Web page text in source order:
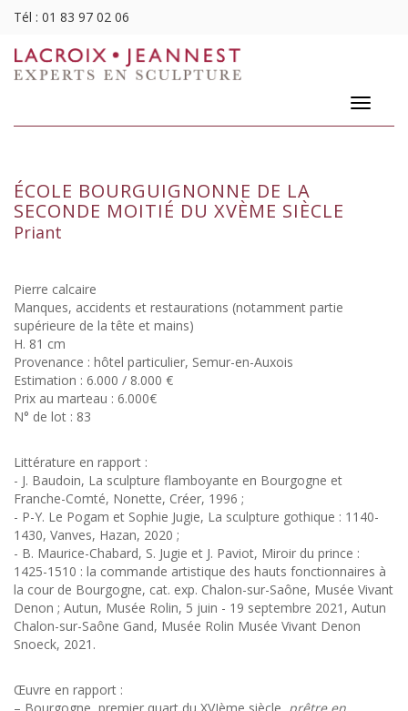
Tél : 01 83 97 02 06
Toggle
ÉCOLE BOURGUIGNONNE DE LA
SECONDE MOITIÉ DU XVÈME SIÈCLE
Priant
Pierre calcaire
Manques, accidents et restaurations (notamment partie
supérieure de la tête et mains)
H. 81 cm
Provenance : hôtel particulier, Semur-en-Auxois
Estimation : 6.000 / 8.000 €
Prix au marteau : 6.000€
N° de lot : 83
Littérature en rapport :
- J. Baudoin, La sculpture flamboyante en Bourgogne et
Franche-Comté, Nonette, Créer, 1996 ;
- P-Y. Le Pogam et Sophie Jugie, La sculpture gothique : 1140-
1430, Vanves, Hazan, 2020 ;
- B. Maurice-Chabard, S. Jugie et J. Paviot, Miroir du prince :
1425-1510 : la commande artistique des hauts fonctionnaires à
la cour de Bourgogne, cat. exp. Chalon-sur-Saône, Musée Vivant
Denon ; Autun, Musée Rolin, 5 juin - 19 septembre 2021, Autun
Chalon-sur-Saône Gand, Musée Rolin Musée Vivant Denon
Snoeck, 2021.
Œuvre en rapport :